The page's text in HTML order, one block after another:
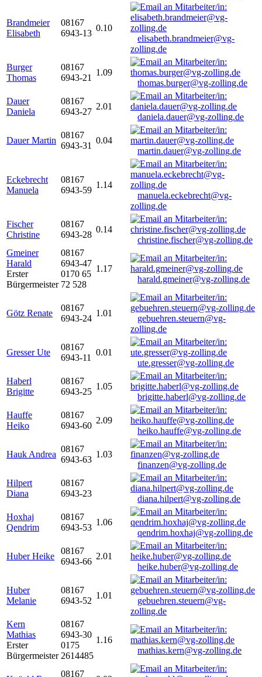
Brandmeier
Elisabeth
08167
6943-13
0.10
elisabeth.brandmeier@vg-
zolling.de
Burger
Thomas
08167
6943-21
1.09
thomas.burger@vg-zolling.de
Dauer
Daniela
08167
6943-27
2.01
daniela.dauer@vg-zolling.de
Dauer Martin
08167
6943-31
0.04
martin.dauer@vg-zolling.de
Eckebrecht
Manuela
08167
6943-59
1.14
manuela.eckebrecht@vg-
zolling.de
Fischer
Christine
08167
6943-28
0.14
christine.fischer@vg-zolling.de
Gmeiner
Harald
Erster
Bürgermeister
08167
6943-47
0170 65
72 528
1.17
harald.gmeiner@vg-zolling.de
Götz Renate
08167
6943-24
1.01
gebuehren.steuern@vg-
zolling.de
Gresser Ute
08167
6943-11
0.01
ute.gresser@vg-zolling.de
Haberl
Brigitte
08167
6943-25
1.05
brigitte.haberl@vg-zolling.de
Hauffe
Heiko
08167
6943-60
2.09
heiko.hauffe@vg-zolling.de
Hauk Andrea
08167
6943-63
1.03
finanzen@vg-zolling.de
Hilpert
Diana
08167
6943-23
diana.hilpert@vg-zolling.de
Hoxhaj
Qendrim
08167
6943-53
1.06
qendrim.hoxhaj@vg-zolling.de
Huber Heike
08167
6943-66
2.01
heike.huber@vg-zolling.de
Huber
Melanie
08167
6943-52
1.01
gebuehren.steuern@vg-
zolling.de
Kern
Mathias
Erster
Bürgermeister
08167
6943-30
0175
2614485
1.16
mathias.kern@vg-zolling.de
08167